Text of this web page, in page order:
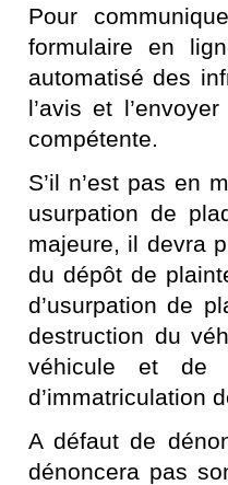
Pour
formulaire en
automatisé des
l’avis et
compétente.
S’il n’est pas en
usurpation de
majeure, il devra
du dépôt de
d’usurpation de
destruction du
véhicule et de
d’immatriculation
A défaut de
dénoncera pas